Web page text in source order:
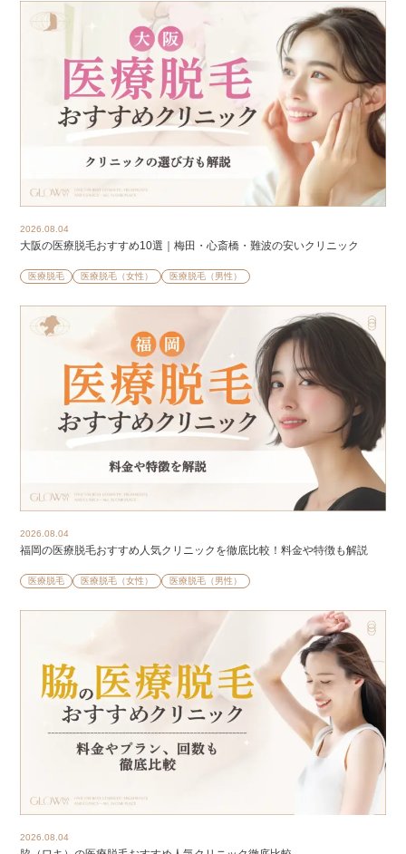
2026.08.04
大阪の医療脱毛おすすめ10選｜梅田・心斎橋・難波の安いクリニック
医療脱毛 医療脱毛（女性） 医療脱毛（男性）
2026.08.04
福岡の医療脱毛おすすめ人気クリニックを徹底比較！料金や特徴も解説
医療脱毛 医療脱毛（女性） 医療脱毛（男性）
2026.08.04